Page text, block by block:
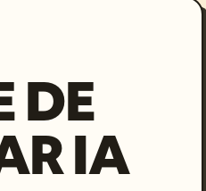
DE
IA